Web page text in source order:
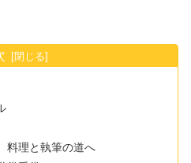
料理と執筆の道へ